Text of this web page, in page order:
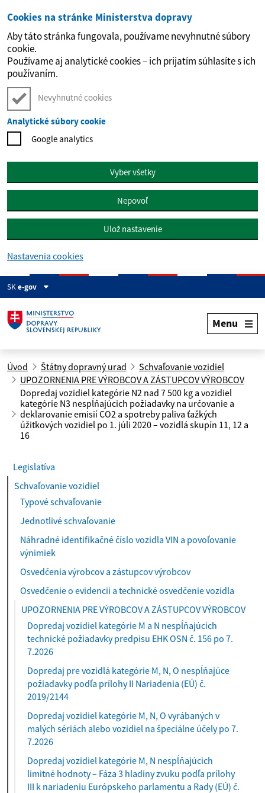
Preskočiť na hlavný obsah
Cookies na stránke Ministerstva dopravy
Aby táto stránka fungovala, používame nevyhnutné súbory
cookie.
Používame aj analytické cookies – ich prijatím súhlasíte s ich
používaním.
Nevyhnutné cookies
Analytické súbory cookie
Google analytics
Vyber všetky
Nepovoľ
Ulož nastavenie
Nastavenia cookies
SKe-gov
Menu
Úvod Štátny dopravný urad
Schvaľovanie vozidiel
UPOZORNENIA PRE VÝROBCOV A ZÁSTUPCOV VÝROBCOV
Dopredaj vozidiel kategórie N2 nad 7 500 kg a vozidiel
kategórie N3 nespĺňajúcich požiadavky na určovanie a
deklarovanie emisií CO2 a spotreby paliva ťažkých
úžitkových vozidiel po 1. júli 2020 – vozidlá skupín 11, 12 a
16
Legislatíva
Schvaľovanie vozidiel
Typové schvaľovanie
Jednotlivé schvaľovanie
Náhradné identifikačné číslo vozidla VIN a povoľovanie
výnimiek
Osvedčenia výrobcov a zástupcov výrobcov
Osvedčenie o evidencii a technické osvedčenie vozidla
UPOZORNENIA PRE VÝROBCOV A ZÁSTUPCOV VÝROBCOV
Dopredaj vozidiel kategórie M a N nespĺňajúcich
technické požiadavky predpisu EHK OSN č. 156 po 7.
7.2026
Dopredaj pre vozidlá kategórie M, N, O nespĺňajúce
požiadavky podľa prílohy II Nariadenia (EÚ) č.
2019/2144
Dopredaj vozidiel kategórie M, N, O vyrábaných v
malých sériách alebo vozidiel na špeciálne účely po 7.
7.2026
Dopredaj vozidiel kategórie M, N nespĺňajúcich
limitné hodnoty – Fáza 3 hladiny zvuku podľa prílohy
III k nariadeniu Európskeho parlamentu a Rady (EÚ) č.